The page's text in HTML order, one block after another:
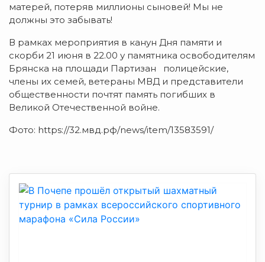
матерей, потеряв миллионы сыновей! Мы не
должны это забывать!
В рамках мероприятия в канун Дня памяти и
скорби 21 июня в 22.00 у памятника освободителям
Брянска на площади Партизан полицейские,
члены их семей, ветераны МВД и представители
общественности почтят память погибших в
Великой Отечественной войне.
Фото: https://32.мвд.рф/news/item/13583591/